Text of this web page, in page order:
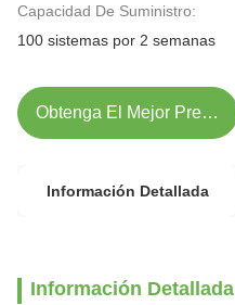
Capacidad De Suministro:
100 sistemas por 2 semanas
Obtenga El Mejor Precio
Información Detallada
Información Detallada